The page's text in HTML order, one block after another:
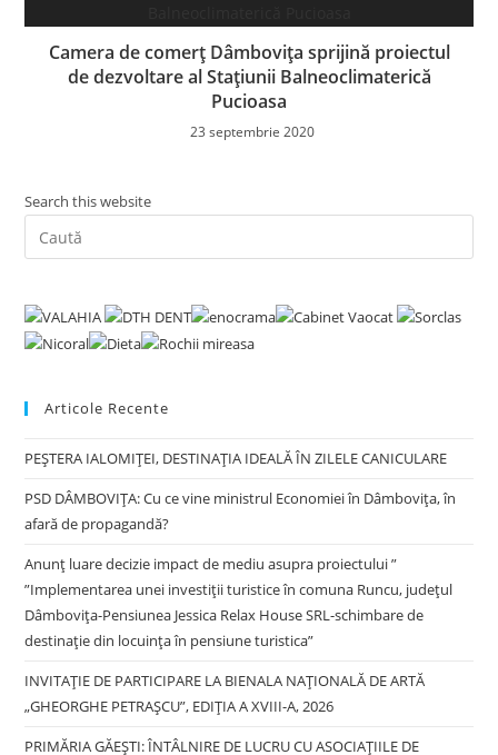
Camera de comerț Dâmbovița sprijină proiectul
de dezvoltare al Stațiunii Balneoclimaterică
Pucioasa
23 septembrie 2020
Search this website
Articole Recente
PEȘTERA IALOMIȚEI, DESTINAȚIA IDEALĂ ÎN ZILELE CANICULARE
PSD DÂMBOVIȚA: Cu ce vine ministrul Economiei în Dâmbovița, în
afară de propagandă?
Anunț luare decizie impact de mediu asupra proiectului ”
”Implementarea unei investiții turistice în comuna Runcu, județul
Dâmbovița-Pensiunea Jessica Relax House SRL-schimbare de
destinație din locuința în pensiune turistica”
INVITAȚIE DE PARTICIPARE LA BIENALA NAȚIONALĂ DE ARTĂ
„GHEORGHE PETRAȘCU”, EDIŢIA A XVIII-A, 2026
PRIMĂRIA GĂEȘTI: ÎNTÂLNIRE DE LUCRU CU ASOCIAȚIILE DE